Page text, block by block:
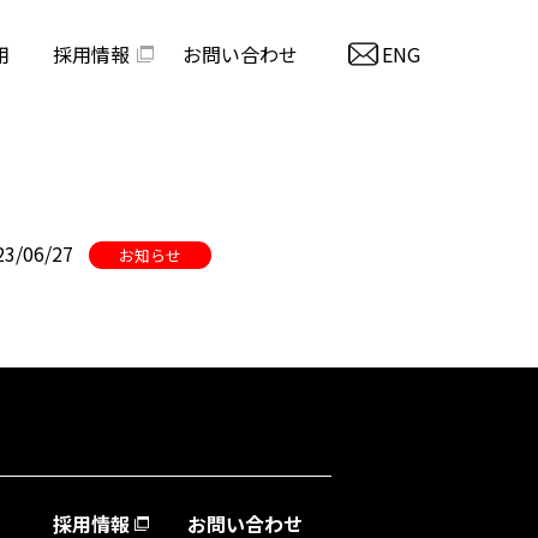
採用情報 お問い合わせ ENG
06/27 お知らせ
採用情報 お問い合わせ